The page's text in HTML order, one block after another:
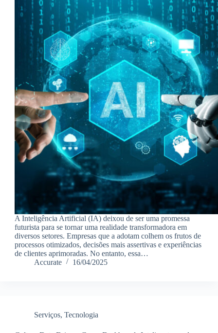
A Inteligência Artificial (IA) deixou de ser uma promessa
futurista para se tornar uma realidade transformadora em
diversos setores. Empresas que a adotam colhem os frutos de
processos otimizados, decisões mais assertivas e experiências
de clientes aprimoradas. No entanto, essa…
Accurate
16/04/2025
Serviços, Tecnologia